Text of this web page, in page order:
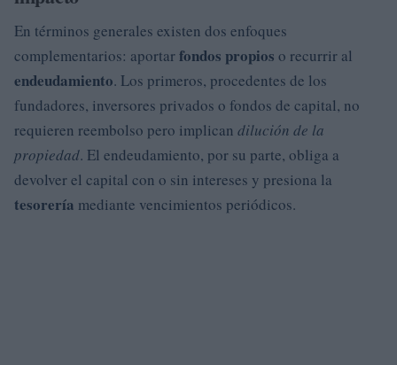
En términos generales existen dos enfoques
complementarios: aportarfondos propios o recurrir al
endeudamiento. Los primeros, procedentes de los
fundadores, inversores privados o fondos de capital, no
requieren reembolso pero implican dilución de la
propiedad. El endeudamiento, por su parte, obliga a
devolver el capital con o sin intereses y presiona la
tesorería mediante vencimientos periódicos.